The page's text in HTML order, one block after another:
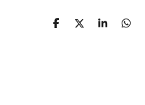
D
D
S
D